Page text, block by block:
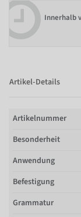
Innerhalb
Artikel-Details
Artikelnummer
Besonderheit
Anwendung
Befestigung
Grammatur